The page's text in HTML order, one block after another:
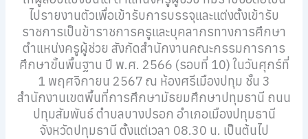
ไปรายงานตัวเพื่อเข้ารับการบรรจุและแต่งตั้งเข้ารับ
ราชการเป็นข้าราชการครูและบุคลากรทางการศึกษา
ตำแหน่งครูผู้ช่วย สังกัดสำนักงานคณะกรรมการการ
ศึกษาขั้นพื้นฐาน ปี พ.ศ. 2566 (รอบที่ 10) ในวันศุกร์ที่
1 พฤศจิกายน 2567 ณ ห้องศรีเมืองปทุม ชั้น 3
สำนักงานเขตพื้นที่การศึกษามัธยมศึกษาปทุมธานี ถนน
ปทุมสัมพันธ์ ตำบลบางปรอก อำเภอเมืองปทุมธานี
จังหวัดปทุมธานี ตั้งแต่เวลา 08.30 น. เป็นต้นไป